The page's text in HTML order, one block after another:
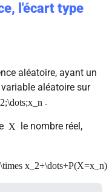
l'écart type
aléatoire, ayant un
aléatoire sur
.
X
le nombre réel,